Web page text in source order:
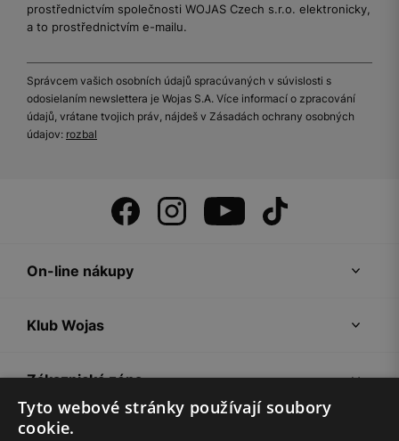
prostřednictvím společnosti WOJAS Czech s.r.o. elektronicky,
a to prostřednictvím e-mailu.
Správcem vašich osobních údajů spracúvaných v súvislosti s
odosielaním newslettera je Wojas S.A. Více informací o zpracování
údajů, vrátane tvojich práv, nájdeš v Zásadách ochrany osobných
údajov: rozbal
On-line nákupy
Klub Wojas
Zákaznická zóna
Společnost Wojas
Tyto webové stránky používají soubory
cookie.